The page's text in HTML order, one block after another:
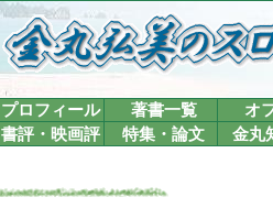
プロフィール 著書一覧 オ
書評・映画評 特集・論文 金丸